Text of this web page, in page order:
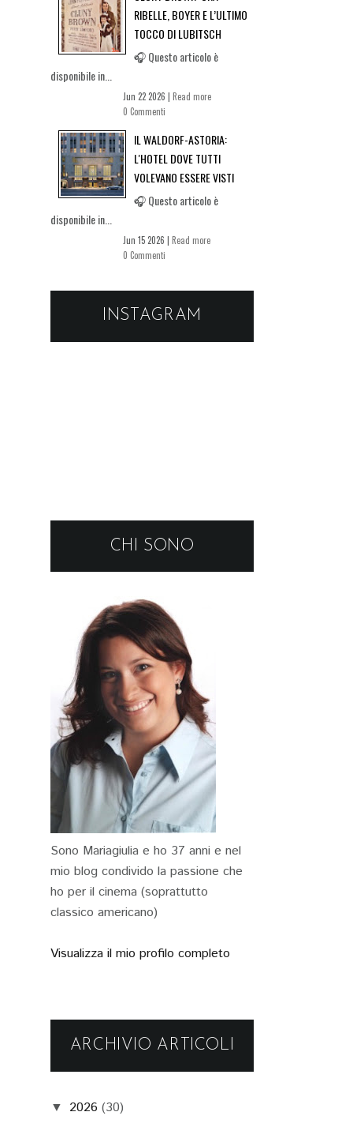
RIBELLE, BOYER E L’ULTIMO
TOCCO DI LUBITSCH
🎧 Questo articolo è
disponibile in...
Jun 22 2026 | Read more
0 Commenti
IL WALDORF-ASTORIA:
L'HOTEL DOVE TUTTI
VOLEVANO ESSERE VISTI
🎧 Questo articolo è
disponibile in...
Jun 15 2026 | Read more
0 Commenti
INSTAGRAM
CHI SONO
Sono Mariagiulia e ho 37 anni e nel
mio blog condivido la passione che
ho per il cinema (soprattutto
classico americano)
Visualizza il mio profilo completo
ARCHIVIO ARTICOLI
▼ 2026 (30)